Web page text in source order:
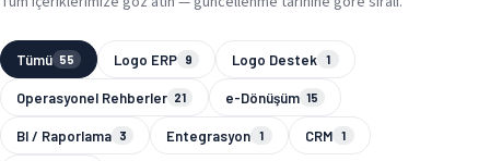
Tümü 55 Logo ERP 9 Logo Destek 1
Operasyonel Rehberler 21 e-Dönüşüm 15
BI / Raporlama 3 Entegrasyon 1 CRM 1